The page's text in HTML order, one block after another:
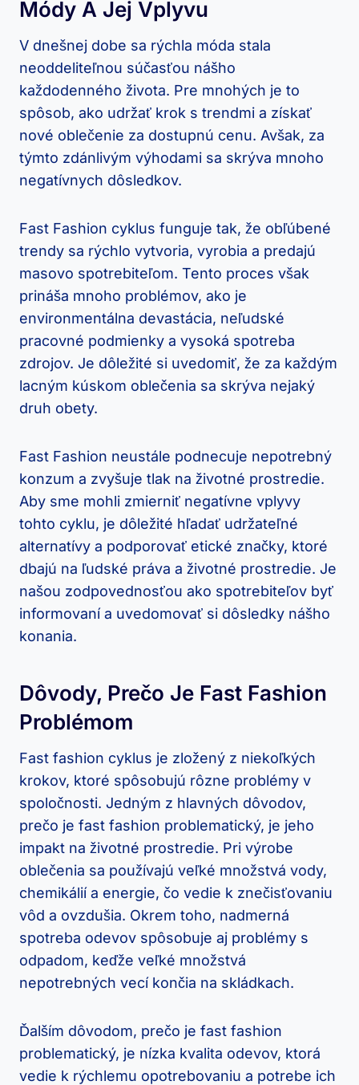
Módy A Jej Vplyvu
V dnešnej dobe sa rýchla móda stala
neoddeliteľnou súčasťou nášho
každodenného života. Pre mnohých je to
spôsob, ako udržať krok s trendmi a získať
nové oblečenie za dostupnú cenu. Avšak, za
týmto zdánlivým výhodami sa skrýva mnoho
negatívnych dôsledkov.
Fast Fashion cyklus funguje tak, že obľúbené
trendy sa rýchlo vytvoria, vyrobia a predajú
masovo spotrebiteľom. Tento proces však
prináša mnoho problémov, ako je
environmentálna devastácia, neľudské
pracovné podmienky a vysoká spotreba
zdrojov. Je dôležité si uvedomiť, že za každým
lacným kúskom oblečenia sa skrýva nejaký
druh obety.
Fast Fashion neustále podnecuje nepotrebný
konzum a zvyšuje tlak na životné prostredie.
Aby sme mohli zmierniť negatívne vplyvy
tohto cyklu, je dôležité hľadať udržateľné
alternatívy a podporovať etické značky, ktoré
dbajú na ľudské práva a životné prostredie. Je
našou zodpovednosťou ako spotrebiteľov byť
informovaní a uvedomovať si dôsledky nášho
konania.
Dôvody, Prečo Je Fast Fashion
Problémom
Fast fashion cyklus je zložený z niekoľkých
krokov, ktoré spôsobujú rôzne problémy v
spoločnosti. Jedným z hlavných dôvodov,
prečo je fast fashion problematický, je jeho
impakt na životné prostredie. Pri výrobe
oblečenia sa používajú veľké množstvá vody,
chemikálií a energie, čo vedie k znečisťovaniu
vôd a ovzdušia. Okrem toho, nadmerná
spotreba odevov spôsobuje aj problémy s
odpadom, keďže veľké množstvá
nepotrebných vecí končia na skládkach.
Ďalším dôvodom, prečo je fast fashion
problematický, je nízka kvalita odevov, ktorá
vedie k rýchlemu opotrebovaniu a potrebe ich